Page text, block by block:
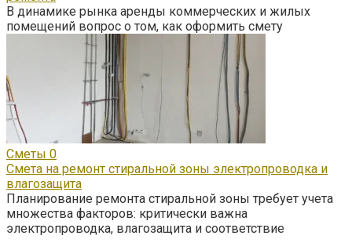
В динамике рынка аренды коммерческих и жилых
помещений вопрос о том, как оформить смету
Сметы 0
Смета на ремонт стиральной зоны электропроводка и
влагозащита
Планирование ремонта стиральной зоны требует учета
множества факторов: критически важна
электропроводка, влагозащита и соответствие